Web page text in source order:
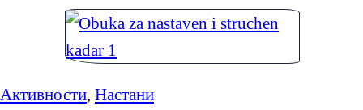
Активности, Настани